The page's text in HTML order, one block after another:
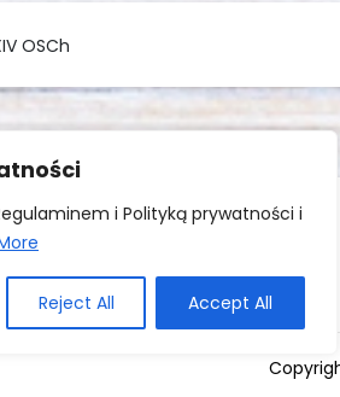
i Polityką prywatności i
Reject All Accept All
OSCh